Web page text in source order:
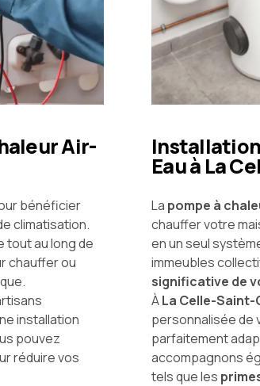
Air-
bénéficier
climatisation.
tout au long de
chauffer ou
installation
pouvez
réduire vos
Eau à La
La pompe à
chauffer votre
en un seul
immeubles
significative de
ÀLa Celle-Saint-
personnalisée de
parfaitement
accompagnons
tels que les